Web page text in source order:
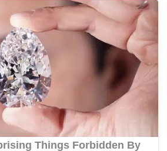
akan mengikuti Pendidikan
di Mako TNI Cilandak
beberapa siswa yang belum
terlebih dahulu di kantin